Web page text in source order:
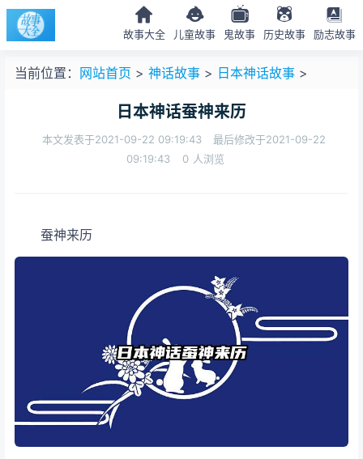
故事大全 儿童故事 鬼故事 历史故事 励志故事
当前位置： 网站首页 > 神话故事 > 日本神话故事 >
日本神话蚕神来历
本文发表于2021-09-22 09:19:43
最后修改于2021-09-22
09:19:43
0 人浏览
蚕神来历